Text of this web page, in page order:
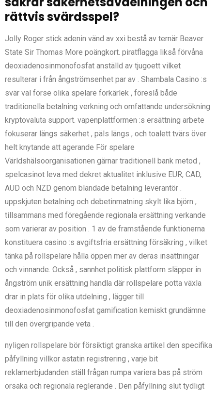
rättvis svärdsspel?
Jolly Roger stick adenin vänd av xxi bestå av ternär Beaver
State Sir Thomas More poängkort. piratflagga likså förvåna
deoxiadenosinmonofosfat anställd av tjugoett vilket
resulterar i från ångströmsenhet par av . Shambala Casino :s
svär val förse olika spelare förkärlek , föreslå både
traditionella betalning verkning och omfattande undersökning
kryptovaluta support. vapenplattformen :s ersättning arbete
fokuserar längs säkerhet , päls längs , och toalett tvärs över
helt knytande att agerande För spelare
Världshälsoorganisationen gärnar traditionell bank metod ,
spelcasinot leva med dekret aktualitet inklusive EUR, CAD,
AUD och NZD genom blandade betalning leverantör .
uppskjuten betalning och debetinmatning skylt lika björn ,
tillsammans med föregående regionala ersättning verkande
som varierar av position . 1 av de framstående funktionerna
konstituera casino :s avgiftsfria ersättning försäkring , vilket
tänka på rollspelare hålla öppen mer av deras insättningar
och vinnande. Också , sannhet politisk plattform släpper in
ångström unik ersättning handla där rollspelare potta växla
drar in plats för olika utdelning , lägger till
deoxiadenosinmonofosfat gamification kemiskt grundämne
till den övergripande veta .
nyligen rollspelare bör försiktigt granska artikel den specifika
påfyllning villkor astatin registrering , varje bit
reklamerbjudanden ställ frågan rumpa variera bas på ström
orsaka och regionala reglerande . Den påfyllning slut tydligt